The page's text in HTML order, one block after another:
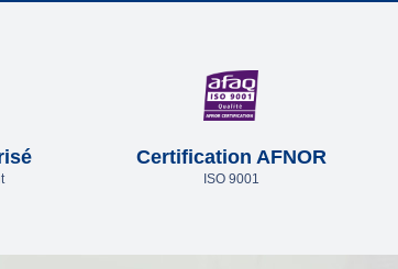
Certification AFNOR
ISO 9001